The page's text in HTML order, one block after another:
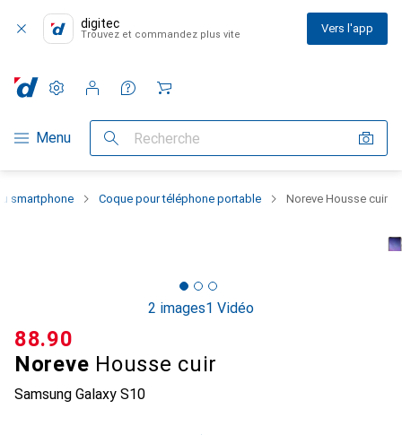
digitec
Trouvez et commandez plus vite Vers l'app
Navigation par catégorie
Menu Recherche
Paramètres
Compte client
Listes de comparaison
Listes d'envies
Panier
smartphone Coque pour téléphone portable Noreve Housse cuir
2 images1 Vidéo
Noreve Housse cuir
Samsung Galaxy S10
CHF
88.90